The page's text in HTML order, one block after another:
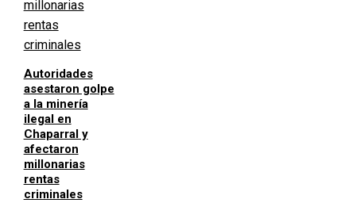
Autoridades
asestaron golpe
a la minería
ilegal en
Chaparral y
afectaron
millonarias
rentas
criminales